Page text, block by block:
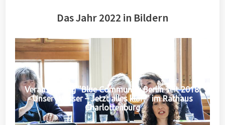
Das Jahr 2022 in Bildern
Veranstaltung "Blue Community Berlin seit 2018:
Unser Wasser – Jetzt alles klar?" im Rathaus
Charlottenburg